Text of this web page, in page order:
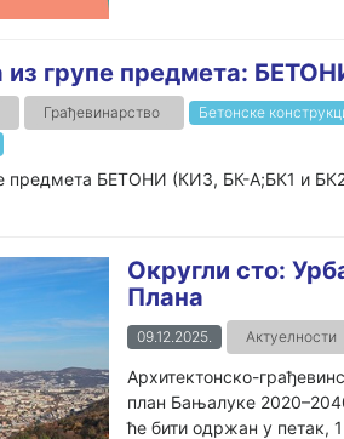
из групе предмета:
Грађевинарство Бетонске
предмета БЕТОНИ (КИ3, БК-А;БК1 и
Округли сто:
Плана
09.12.2025. Актуелности
Архитектонско-
план Бањалуке
ће бити одржан у петак,